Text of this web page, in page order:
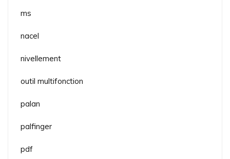
ms
nacel
nivellement
outil multifonction
palan
palfinger
pdf